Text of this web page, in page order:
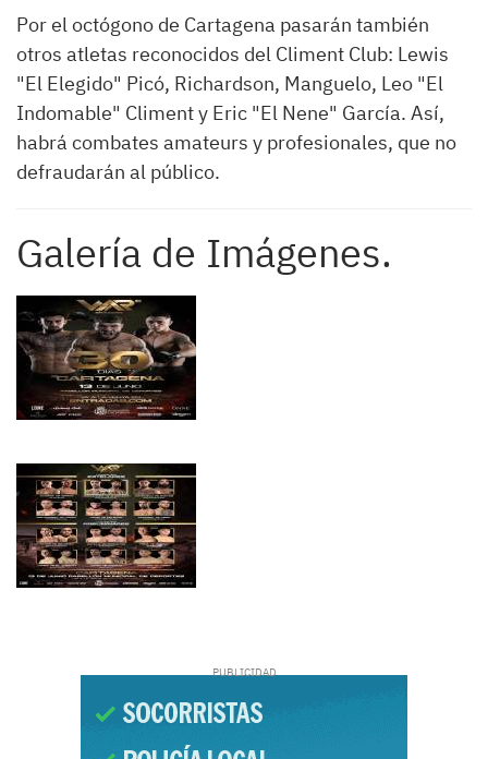
Por el octógono de Cartagena pasarán también
otros atletas reconocidos del Climent Club: Lewis
"El Elegido" Picó, Richardson, Manguelo, Leo "El
Indomable" Climent y Eric "El Nene" García. Así,
habrá combates amateurs y profesionales, que no
defraudarán al público.
Galería de Imágenes.